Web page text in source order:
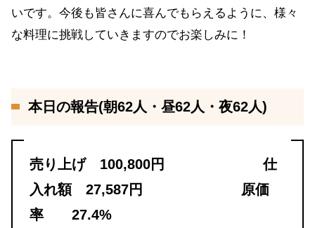
いです。今後も皆さんに喜んでもらえるように、様々
な料理に挑戦していきますのでお楽しみに！
本日の報告(朝62人・昼62人・夜62人)
売り上げ 100,800円 仕
入れ額 27,587円 原価
率 27.4%